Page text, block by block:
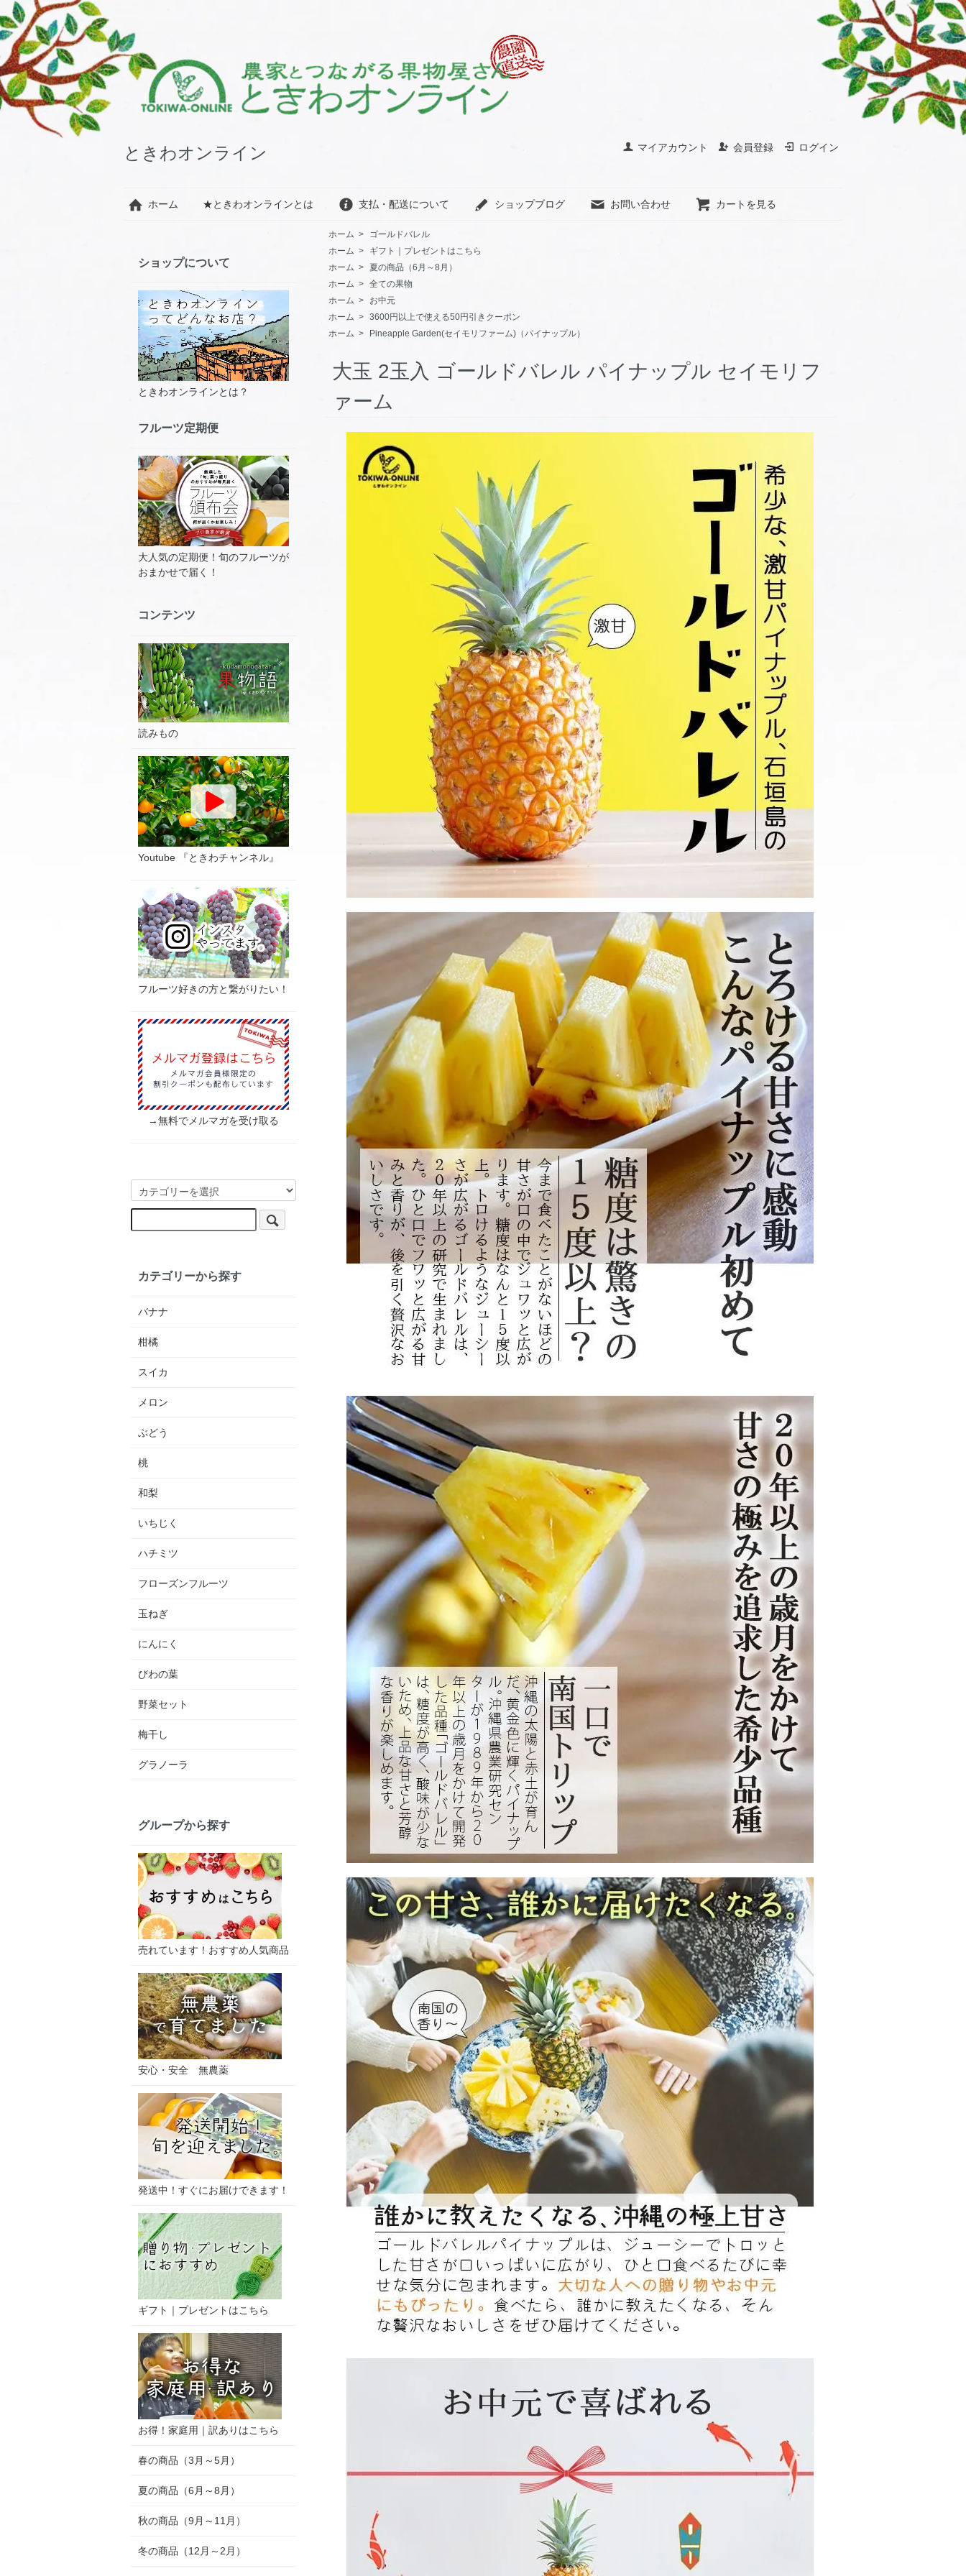
マイアカウント 会員登録 ログイン
ときわオンライン
ホーム ★ときわオンラインとは 支払・配送について ショップブログ お問い合わせ カートを見る
ホーム >
ゴールドバレル
ホーム >
ギフト｜プレゼントはこちら
ホーム >
夏の商品（6月～8月）
ホーム > 全ての果物
ホーム >
お中元
ホーム > 3600円以上で使える50円引きクーポン
ホーム > Pineapple Garden(セイモリファーム)（パイナップル）
大玉 2玉入 ゴールドバレル パイナップル セイモリフ
ァーム
ショップについて
ときわオンラインとは？
フルーツ定期便
大人気の定期便！旬のフルーツが
おまかせで届く！
コンテンツ
読みもの
Youtube 『ときわチャンネル』
フルーツ好きの方と繋がりたい！
→無料でメルマガを受け取る
カテゴリーから探す
バナナ
柑橘
スイカ
メロン
ぶどう
桃
和梨
いちじく
ハチミツ
フローズンフルーツ
玉ねぎ
にんにく
びわの葉
野菜セット
梅干し
グラノーラ
グループから探す
売れています！おすすめ人気商品
安心・安全 無農薬
発送中！すぐにお届けできます！
ギフト｜プレゼントはこちら
お得！家庭用｜訳ありはこちら
春の商品（3月～5月）
夏の商品（6月～8月）
秋の商品（9月～11月）
冬の商品（12月～2月）